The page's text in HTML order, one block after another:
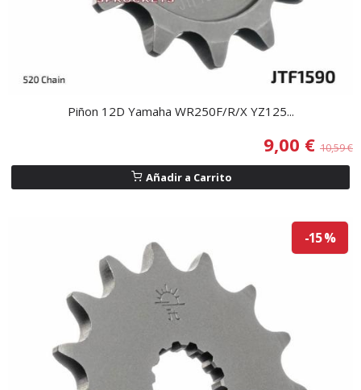
Piñon 12D Yamaha WR250F/R/X YZ125...
9,00 € 10,59 €
Añadir a Carrito
-15 %